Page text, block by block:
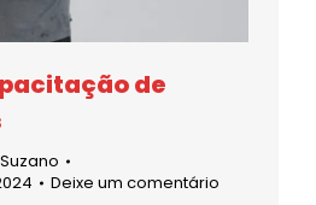
de
Deixe um comentário